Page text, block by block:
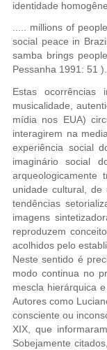
identidade
..... millions of
social peace in
samba brings
Pessanha 1991: 51 ).
Estas ocorrências
musicalidade,
mídia nos EUA)
interagirem na
experiência social
imaginário social
unidade cultural,
tendências
imagens
reproduzem
acolhidos pelo
Neste sentido é
modo continua no
mescla hierárquica
Autores como
consciente ou
XIX, que
Sobejamente